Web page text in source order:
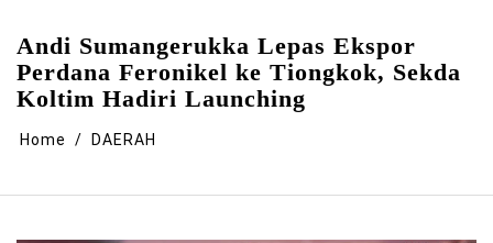
Andi Sumangerukka Lepas Ekspor
Perdana Feronikel ke Tiongkok, Sekda
Koltim Hadiri Launching
Home DAERAH